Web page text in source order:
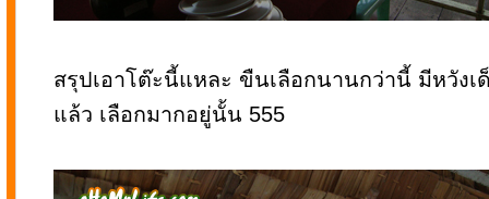
สรุปเอาโต๊ะนี้แหละ ขืนเลือกนานกว่านี้ มีหวังเ
แล้ว เลือกมากอยู่นั้น 555